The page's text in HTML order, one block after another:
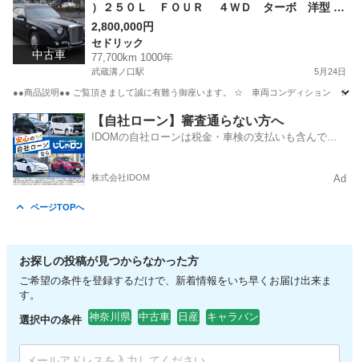
中古車
）２５０Ｌ ＦＯＵＲ ４ＷＤ ターボ 洋型 霊
柩車 レザートップ ナビ・バックモニター 予
備検査対応
2,800,000円
セドリック
77,700km 1000年
武蔵溝ノ口駅 5月24日
●●商品説明●● ご覧頂きまして誠に有難う御座います。 ☆ 車両コンディション ☆ 外
神奈川 川崎市 武蔵溝ノ口駅 セドリック 車両
【自社ローン】審査通らない方へ
IDOMの自社ローンは税金・車検の支払いも含んでい
株式会社IDOM Ad
ページTOPへ
お探しの投稿が見つからなかった方
ご希望の条件を登録するだけで、新着情報をいち早くお届け出来ま
す。
選択中の条件 神奈川県 中古車 日産 キャラバン